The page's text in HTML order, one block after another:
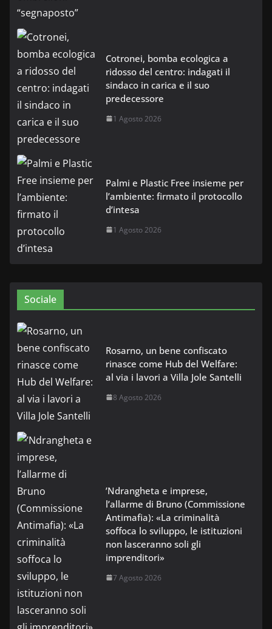
Cotronei, bomba ecologica a
ridosso del centro: indagati il
sindaco in carica e il suo
predecessore
1 Agosto 2026
Palmi e Plastic Free insieme per
l’ambiente: firmato il protocollo
d’intesa
1 Agosto 2026
Sociale
Rosarno, un bene confiscato
rinasce come Hub del Welfare:
al via i lavori a Villa Jole Santelli
8 Agosto 2026
’Ndrangheta e imprese,
l’allarme di Bruno (Commissione
Antimafia): «La criminalità
soffoca lo sviluppo, le istituzioni
non lasceranno soli gli
imprenditori»
7 Agosto 2026